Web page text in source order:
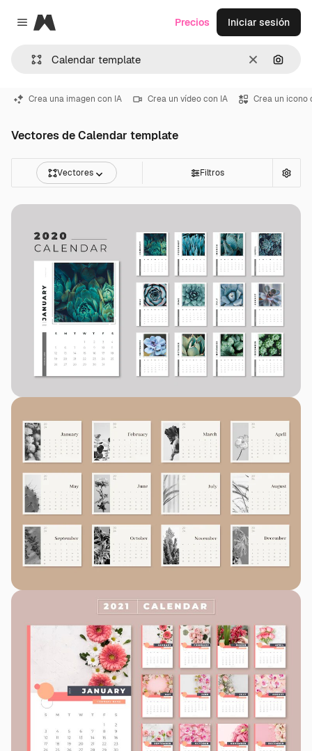
Close menu
Magnific
Borrar
Precios Iniciar sesión
Crea una imagen con IA Crea un vídeo con IA Crea un icono
Vectores de Calendar template
Vectores Filtros